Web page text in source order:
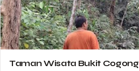
Taman Wisata Bukit Cogong